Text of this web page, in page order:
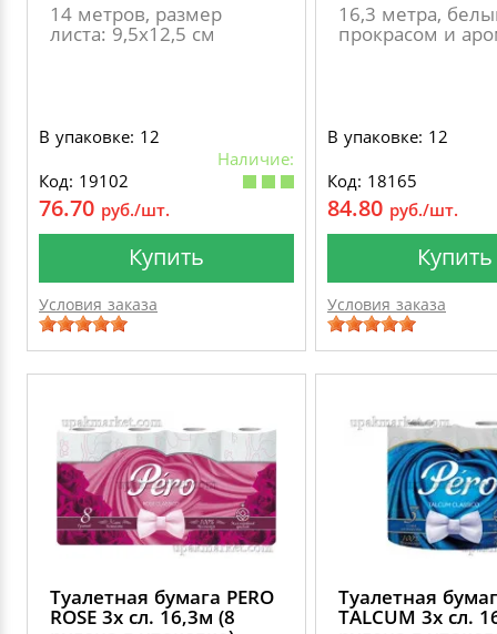
14 метров, размер
листа: 9,5х12,5 см
В упаковке: 12
Наличие:
Код: 19102
76.70 руб./шт.
Купить
Условия заказа
16,3 метра,
прокрасом и
В упаковке: 12
Код: 18165
84.80 руб./шт.
Купить
Условия заказа
Туалетная бумага PERO
ROSE 3х сл. 16,3м (8
Туалетная
TALCUM 3х сл.